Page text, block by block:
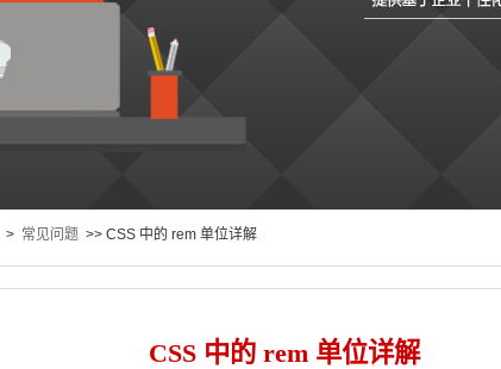
> 常见问题 >> CSS 中的 rem 单位详解
CSS 中的 rem 单位详解